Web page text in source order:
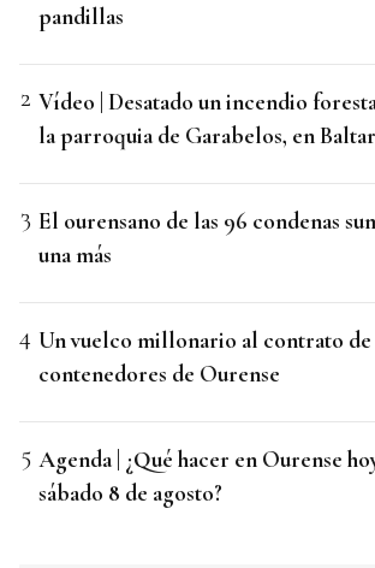
pandillas
Vídeo | Desatado un incendio
la parroquia de Garabelos, en Baltar
El ourensano de las 96 condenas
una más
Un vuelco millonario al contrato de
contenedores de Ourense
Agenda | ¿Qué hacer en Ourense
sábado 8 de agosto?